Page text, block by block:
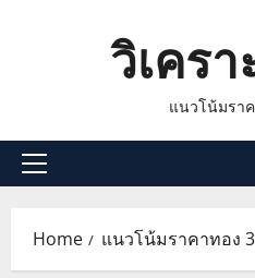
วิเคร
แนวโน้มรา
Primary
Home แนวโน้มราคาทอง